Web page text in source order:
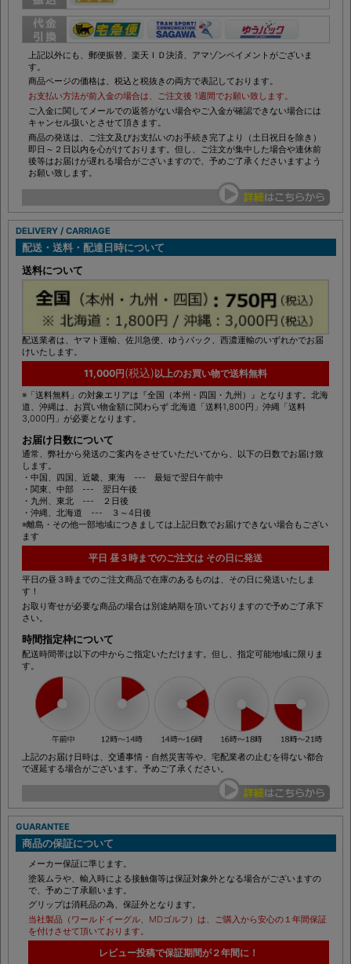
上記以外にも、郵便振替、楽天ＩＤ決済、アマゾンペイメントがございま
す。
商品ページの価格は、税込と税抜きの両方で表記しております。
お支払い方法が前入金の場合は、ご注文後 1週間でお願い致します。
ご入金に関してメールでの返答がない場合やご入金が確認できない場合には
キャンセル扱いとさせて頂きます。
商品の発送は、ご注文及びお支払いのお手続き完了より（土日祝日を除き）
即日～２日以内を心がけております。但し、ご注文が集中した場合や連休前
後等はお届けが遅れる場合がございますので、予めご了承くださいますよう
お願い致します。
DELIVERY / CARRIAGE
配送・送料・配達日時について
送料について
配送業者は、ヤマト運輸、佐川急便、ゆうパック、西濃運輸のいずれかでお届
けいたします。
11,000円(税込) 以上のお買い物で送料無料
※「送料無料」の対象エリアは『全国（本州・四国・九州）』となります。北海
道、沖縄は、お買い物金額に関わらず 北海道「送料1,800円」沖縄「送料
3,000円」が必要となります。
お届け日数について
通常、弊社から発送のご案内をさせていただいてから、以下の日数でお届け致
します。
・中国、四国、近畿、東海 --- 最短で翌日午前中
・関東、中部 --- 翌日午後
・九州、東北 --- ２日後
・沖縄、北海道 --- ３～4日後
※離島・その他一部地域につきましては上記日数でお届けできない場合もござい
ます
平日 昼３時までのご注文は その日に発送
平日の昼３時までのご注文商品で在庫のあるものは、その日に発送いたしま
す！
お取り寄せが必要な商品の場合は別途納期を頂いておりますので予めご了承下
さい。
時間指定枠について
配送時間帯は以下の中からご指定いただけます。但し、指定可能地域に限りま
す。
上記のお届け日時は、交通事情・自然災害等や、宅配業者の止むを得ない都合
で遅延する場合がございます。予めご了承ください。
GUARANTEE
商品の保証について
メーカー保証に準じます。
塗装ムラや、輸入時による接触傷等は保証対象外となる場合がございますの
で、予めご了承願います。
グリップは消耗品の為、保証外となります。
当社製品（ワールドイーグル、MDゴルフ）は、ご購入から安心の１年間保証
を付けさせて頂いております。
レビュー投稿で保証期間が２年間に！